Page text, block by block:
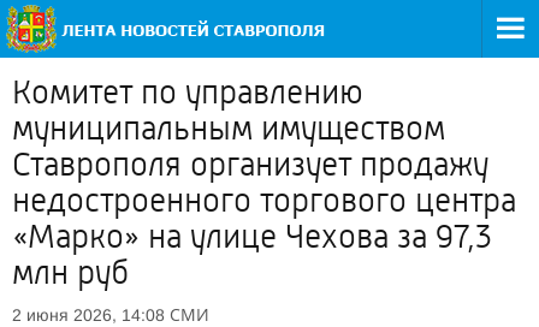
Комитет по управлению
муниципальным имуществом
Ставрополя организует продажу
недостроенного торгового центра
«Марко» на улице Чехова за 97,3
млн руб
2 июня 2026, 14:08 СМИ